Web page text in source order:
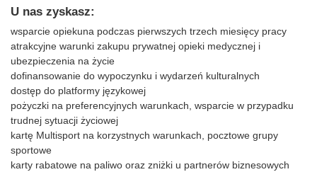
U nas zyskasz:
wsparcie opiekuna podczas pierwszych trzech miesięcy pracy
atrakcyjne warunki zakupu prywatnej opieki medycznej i
ubezpieczenia na życie
dofinansowanie do wypoczynku i wydarzeń kulturalnych
dostęp do platformy językowej
pożyczki na preferencyjnych warunkach, wsparcie w przypadku
trudnej sytuacji życiowej
kartę Multisport na korzystnych warunkach, pocztowe grupy
sportowe
karty rabatowe na paliwo oraz zniżki u partnerów biznesowych